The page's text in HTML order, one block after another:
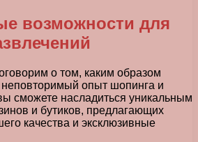
возможности для
о том, каким образом
опыт шопинга и
сможете насладиться уникальным
и бутиков, предлагающих
качества и эксклюзивные